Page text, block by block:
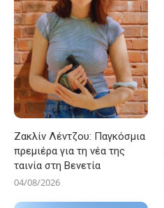
Ζακλίν Λέντζου: Παγκόσμια
πρεμιέρα για τη νέα της
ταινία στη Βενετία
04/08/2026